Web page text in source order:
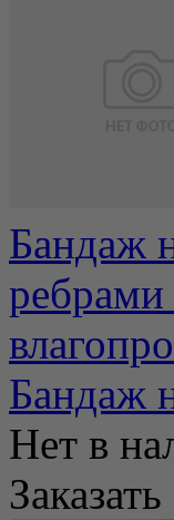
Бандаж
ребрами
Бандаж
Нет в
Заказать